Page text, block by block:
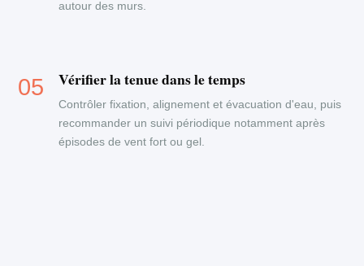
autour des murs.
Vérifier la tenue dans le temps
Contrôler fixation, alignement et évacuation d'eau, puis
recommander un suivi périodique notamment après
épisodes de vent fort ou gel.